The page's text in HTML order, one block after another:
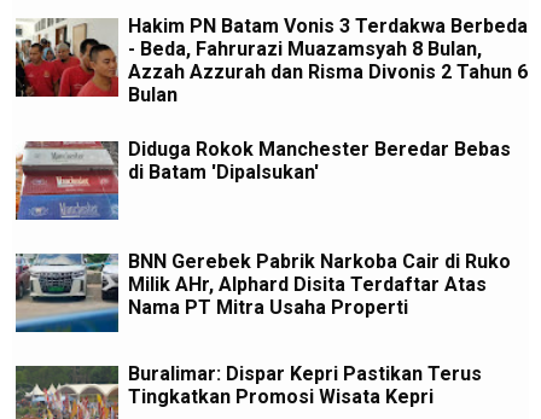
Hakim PN Batam Vonis 3 Terdakwa Berbeda
- Beda, Fahrurazi Muazamsyah 8 Bulan,
Azzah Azzurah dan Risma Divonis 2 Tahun 6
Bulan
Diduga Rokok Manchester Beredar Bebas
di Batam 'Dipalsukan'
BNN Gerebek Pabrik Narkoba Cair di Ruko
Milik AHr, Alphard Disita Terdaftar Atas
Nama PT Mitra Usaha Properti
Buralimar: Dispar Kepri Pastikan Terus
Tingkatkan Promosi Wisata Kepri